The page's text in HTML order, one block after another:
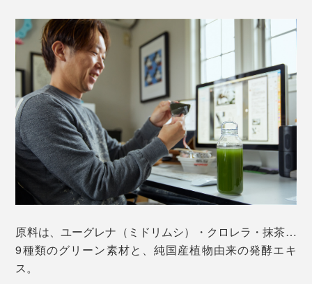
原料は、ユーグレナ（ミドリムシ）・クロレラ・抹茶…
9種類のグリーン素材と、純国産植物由来の発酵エキ
ス。